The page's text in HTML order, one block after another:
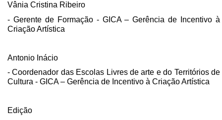
Vânia Cristina Ribeiro
- Gerente de Formação - GICA – Gerência de Incentivo à
Criação Artística
Antonio Inácio
- Coordenador das Escolas Livres de arte e do Territórios de
Cultura - GICA – Gerência de Incentivo à Criação Artística
Edição